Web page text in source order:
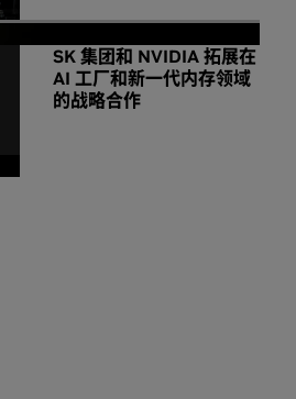
SK 集团和 NVIDIA 拓展在
AI 工厂和新一代内存领域
的战略合作